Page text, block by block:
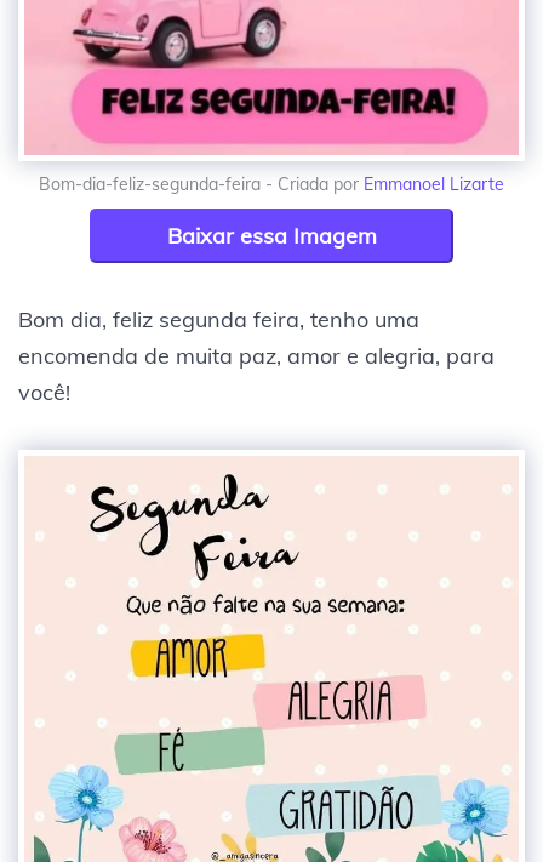
Bom-dia-feliz-segunda-feira - Criada por Emmanoel Lizarte
Baixar essa Imagem
Bom dia, feliz segunda feira, tenho uma
encomenda de muita paz, amor e alegria, para
você!